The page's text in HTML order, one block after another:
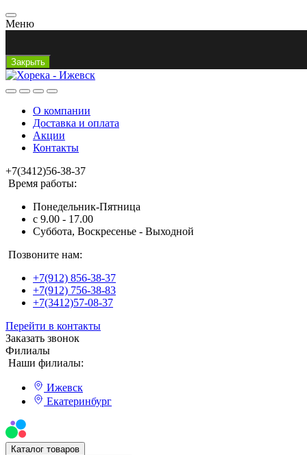
Меню
Закрыть
О компании
Доставка и оплата
Акции
Контакты
+7(3412)56-38-37
Время работы:
Понедельник-Пятница
с 9.00 - 17.00
Суббота, Воскресенье - Выходной
Позвоните нам:
+7(912) 856-38-37
+7(912) 756-38-83
+7(3412)57-08-37
Перейти в контакты
Заказать звонок
Филиалы
Наши филиалы:
Ижевск
Екатеринбург
Каталог товаров